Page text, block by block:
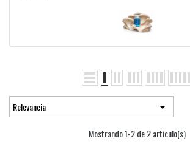
Relevancia 
Mostrando 1-2 de 2 artículo(s)